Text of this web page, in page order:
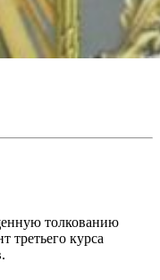
толкованию
третьего курса